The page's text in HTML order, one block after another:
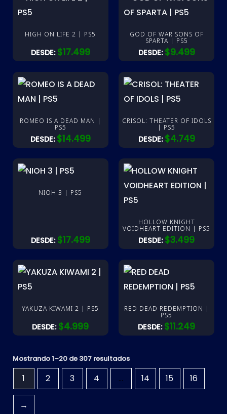
HIGH ON LIFE 2 | PS5
DESDE: $17.499
GOD OF WAR SONS OF
SPARTA | PS5
DESDE: $9.499
ROMEO IS A DEAD MAN |
PS5
DESDE: $14.499
CRISOL: THEATER OF IDOLS
| PS5
DESDE: $4.749
NIOH 3 | PS5
DESDE: $17.499
HOLLOW KNIGHT
VOIDHEART EDITION | PS5
DESDE: $3.499
YAKUZA KIWAMI 2 | PS5
DESDE: $4.999
RED DEAD REDEMPTION |
PS5
DESDE: $11.249
Mostrando 1–20 de 307 resultados
1 2 3 4 … 14 15 16
→